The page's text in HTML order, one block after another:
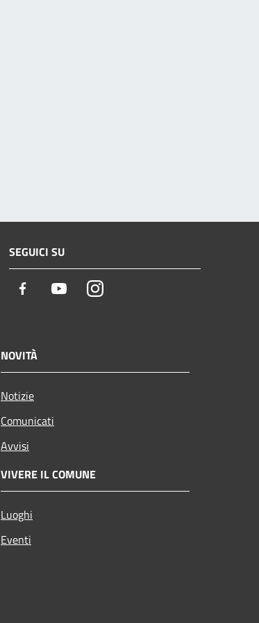
SEGUICI SU
Facebook YoutubeInstagram
NOVITÀ
Notizie
Comunicati
Avvisi
VIVERE IL COMUNE
Luoghi
Eventi